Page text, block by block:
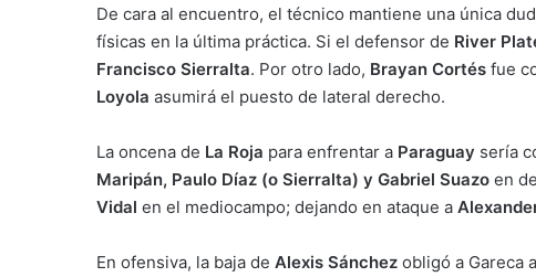
De cara al encuentro, el técnico mantiene una única
físicas en la última práctica. Si el defensor de River
Francisco Sierralta. Por otro lado, Brayan Cortés fue
Loyola asumirá el puesto de lateral derecho.
La oncena de La Roja para enfrentar a Paraguay sería
Maripán, Paulo Díaz (o Sierralta) y Gabriel Suazo en
Vidal en el mediocampo; dejando en ataque a
En ofensiva, la baja de Alexis Sánchez obligó a Gareca